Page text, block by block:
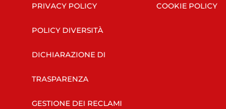
PRIVACY POLICY
POLICY DIVERSITÀ
DICHIARAZIONE DI
TRASPARENZA
GESTIONE DEI RECLAMI
COOKIE POLICY